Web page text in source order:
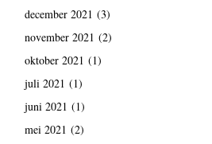
december 2021 (3)
november 2021 (2)
oktober 2021 (1)
juli 2021 (1)
juni 2021 (1)
mei 2021 (2)